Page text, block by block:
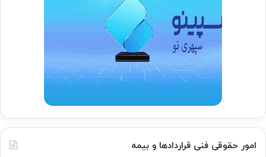
امور حقوقی فنی قراردادها و بیمه